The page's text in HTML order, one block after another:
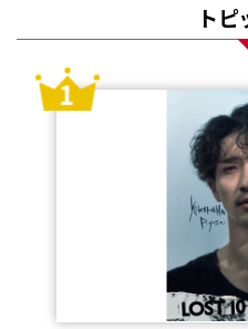
トピ